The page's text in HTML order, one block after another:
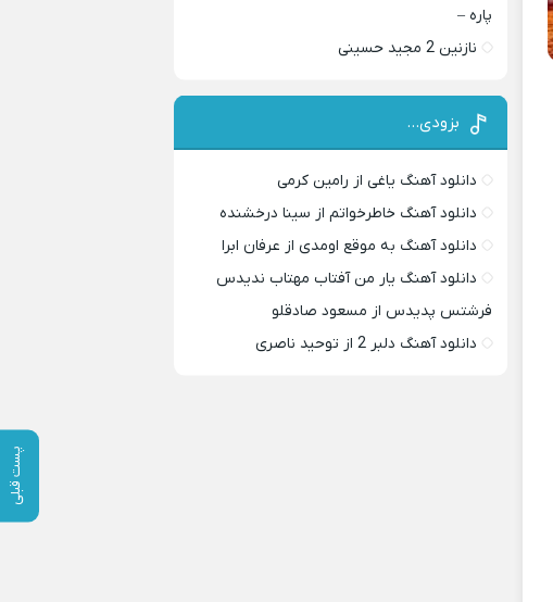
پست قبلی
پاره –
نازنین 2 مجید حسینی
بزودی…
دانلود آهنگ یاغی از رامین کرمی
دانلود آهنگ خاطرخواتم از سینا درخشنده
دانلود آهنگ به موقع اومدی از عرفان ابرا
دانلود آهنگ یار من آفتاب مهتاب ندیدس
فرشتس پدیدس از مسعود صادقلو
دانلود آهنگ دلبر 2 از توحید ناصری